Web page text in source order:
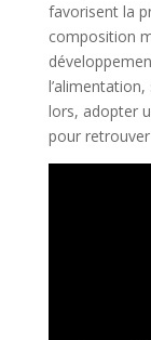
favorisent la
composition
lors, adopter
pour